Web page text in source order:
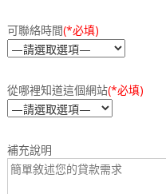
可聯絡時間(*必填)
從哪裡知道這個網站(*必填)
補充說明